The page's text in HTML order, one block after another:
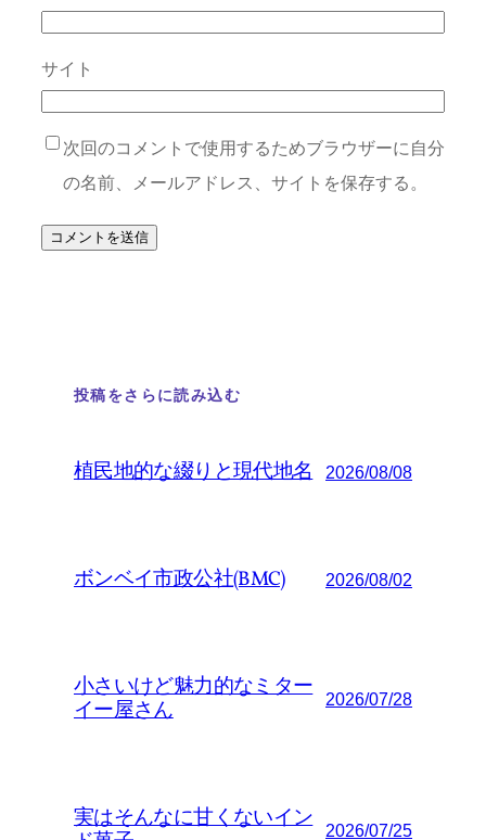
サイト
次回のコメントで使用するためブラウザーに自分
の名前、メールアドレス、サイトを保存する。
投稿をさらに読み込む
植民地的な綴りと現代地名 2026/08/08
ボンベイ市政公社(BMC) 2026/08/02
小さいけど魅力的なミター
イー屋さん
2026/07/28
実はそんなに甘くないイン
2026/07/25